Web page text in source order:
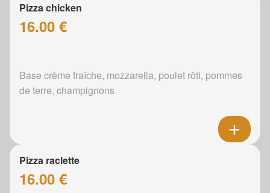
Pizza chicken
16.00 €
Base crème fraîche, mozzarella, poulet rôti, pommes
de terre, champignons
Pizza raclette
16.00 €